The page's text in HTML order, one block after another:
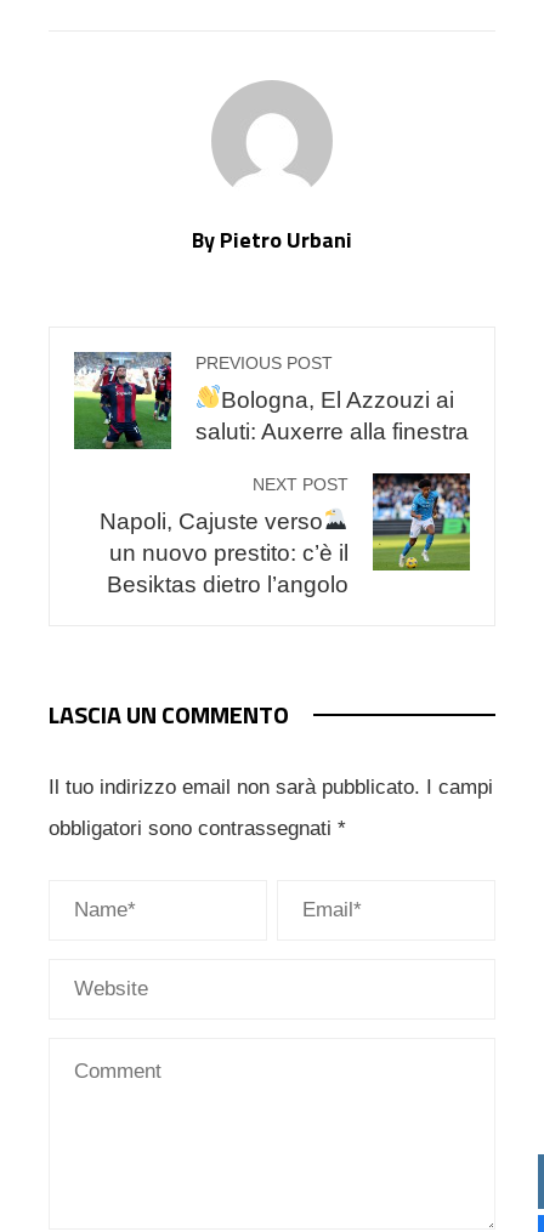
By Pietro Urbani
PREVIOUS POST
Bologna, El Azzouzi ai
saluti: Auxerre alla finestra
NEXT POST
Napoli, Cajuste verso
un nuovo prestito: c’è il
Besiktas dietro l’angolo
LASCIA UN COMMENTO
Il tuo indirizzo email non sarà pubblicato. I campi
obbligatori sono contrassegnati *